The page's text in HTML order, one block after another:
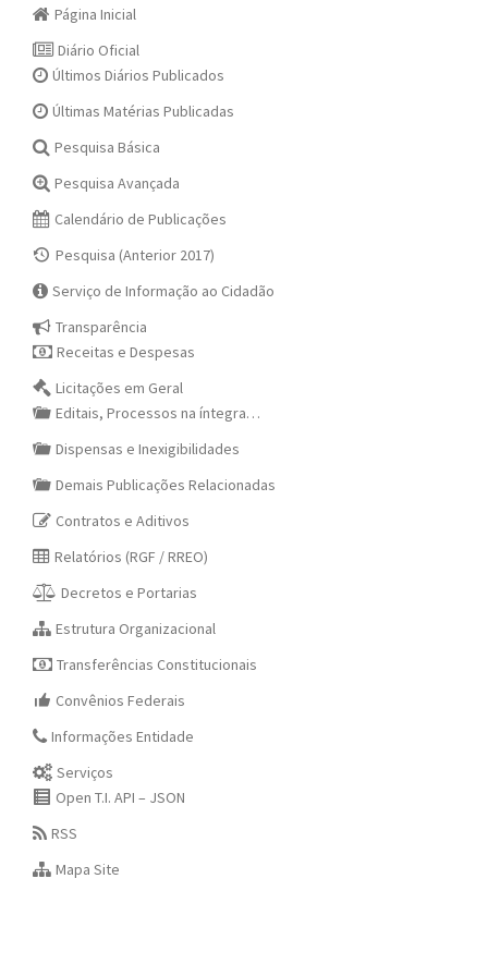
Página Inicial
Diário Oficial
Últimos Diários Publicados
Últimas Matérias Publicadas
Pesquisa Básica
Pesquisa Avançada
Calendário de Publicações
Pesquisa (Anterior 2017)
Serviço de Informação ao Cidadão
Transparência
Receitas e Despesas
Licitações em Geral
Editais, Processos na íntegra…
Dispensas e Inexigibilidades
Demais Publicações Relacionadas
Contratos e Aditivos
Relatórios (RGF / RREO)
Decretos e Portarias
Estrutura Organizacional
Transferências Constitucionais
Convênios Federais
Informações Entidade
Serviços
Open T.I. API – JSON
RSS
Mapa Site